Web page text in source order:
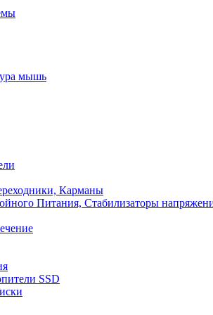
мышь
Карманы
Питания, Стабилизаторы
SSD